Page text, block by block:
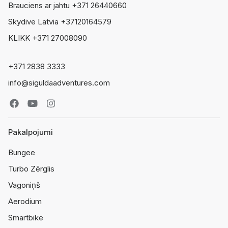
Brauciens ar jahtu +371 26440660
Skydive Latvia +37120164579
KLIKK +371 27008090
+371 2838 3333
info@siguldaadventures.com
Pakalpojumi
Bungee
Turbo Zērglis
Vagoniņš
Aerodium
Smartbike